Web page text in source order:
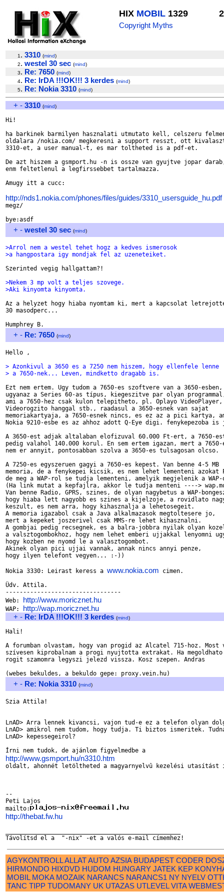
HIX MOBIL 1329
Copyright Myths
1 . 3310 (mind)
2. westel 30 sec (mind)
3. Re: 7650 (mind)
4. Re: IrDA !!!OK!!! 3 kerdes (mind)
5. Re: Nokia 3310 (mind)
+ - 3310 (mind)
Hi!
ha barkinek barmilyen hasznalati utmutato kell, celszeru
oldalara /nokia.com/ megkeresni a support resszt, ott
3310-et, a user manual-t, es mar toltheted is a pdf-et.
De azt hiszem a gsmport.hu -n is ossze van gyujtve jopar
enm feltetlenul a legfirssebbet tartalmazza.
Amugy itt a cucc:
http://nds1.nokia.com/phones/files/guides/3310_usersguide_hu.pdf
megz/
+ - westel 30 sec (mind)
>Arrol nem a westel tehet hogz a kedves ismerosok
>a hangpostara igy mondjak fel az uzeneteiket.
Szerinted vegig hallgattam?!
>Nekem 3 mp volt a teljes szovege.
>Aki kinyomta kinyomta.
Az a helyzet hogy hiaba nyomtam ki, mert a kapcsolat
30 masodperc...
+ - Re: 7650 (mind)
Hello ,
> Azonkivul a 3650 es a 7250 nem hiszem, hogy ellenfele lenne
> a 7650-nek... Leven, mindketto dragabb is.
Ezt nem ertem. Ugy tudom a 7650-es szoftvere van a 3650-esben,
ugyanaz a Series 60-as típus, kiegeszitve par olyan
ami a 7650-hez csak kulon telepitheto, pl. Oplayo VideoPlayer,
Videorogzito hanggal stb., raadasul a 3650-esnek van sajat
memoriakartyaja, a 7650-esnek nincs, es ez az a pici kartya,
Nokia 9210-esbe es az ahhoz adott Q-Eye digi. fenykepezoba
A 3650-est adjak altalaban elofizuval 60.000 Ft-ert, a 7650-
pedig valahol 140.000 korul. En sem ertem igazan, mert a 7650-
nem er annyit, pontosabban szolva a 3650-es tulsagosan olcso.
A 7250-es egyszeruen gagyi a 7650-es kepest. Van benne 4-5 MB
memoria, de a fenykepei kicsik, es nem lehet lementeni azokat
de meg a WAP-rol se tudja lementeni, amelyik megjelenik a
(Ha link mutat a kepfajlra, akkor le tudja menteni ---->
Van benne Radio, GPRS, szines, de olyan nagybetus a WAP-
hogy hiaba lett nagyobb es szines a kijelzoje, a rovidlato
keszult, es nem arra, hogy kihasznalja a lehetosegeit.
A memoria igazabol csak a Java alkalmazasok megtoltesere jo,
mert a kepeket joszerivel csak MMS-re lehet kihasznalni.
A gombjai pedig recsegnek, es a balra-jobbra nyilak olyan
a valsztogombokhoz, hogy nem lehet emberi ujjakkal lenyomni
hogy kozben ne nyomd le a valasztogombot.
Akinek olyan pici ujjai vannak, annak nincs annyi penze,
hogy ilyen telefont vegyen... :-))
Nokia 3330: Leirast keress a www.nokia.com cimen.
Üdv. Attila.
---------------------------------
Web: http://www.moricznet.hu
WAP: http://wap.moricznet.hu
+ - Re: IrDA !!!OK!!! 3 kerdes (mind)
Hali!
A forumban olvastam, hogy van progid az Alcatel 715-hoz.
szívesen kiprobalnam a progi nyujtotta extrakat. Ha
rogit szamomra legyszi jelezd vissza. Kosz szepen. Andras
+ - Re: Nokia 3310 (mind)
Szia Attila!
LnAD> Arra lennek kivancsi, vajon tud-e ez a telefon olyan
LnAD> amikrol nem tudom, hogy tudja. Ti biztos ismeritek.
LnAD> kepessegeirol?
http://www.gsmport.hu/n3310.htm
oldalt, ahonnét letöltheted a magyarnyelvû kezelési utasítást
--
Peti Lajos
mailto:
http://thebat.fw.hu
AGYKONTROLLALLATAUTO AZSIA BUDAPEST CODER
HIRMONDO HIXDVD HUDOM HUNGARY JATEK KEP
MOBIL MOKA MOZAIK NARANCS NARANCS1 NY NYELV
TANC TIPP TUDOMANY UK UTAZAS UTLEVEL VITA